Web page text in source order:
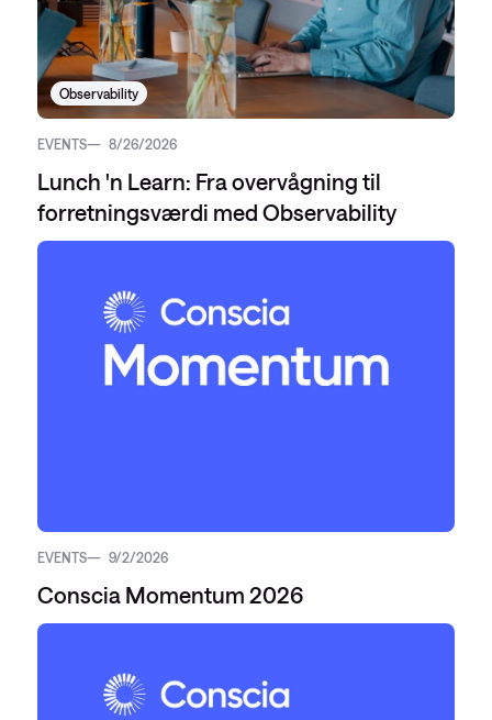
Observability
EVENTS 8/26/2026
Lunch 'n Learn: Fra overvågning til
forretningsværdi med Observability
EVENTS 9/2/2026
Conscia Momentum 2026